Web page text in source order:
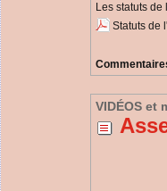
Les statuts
Statuts de
VIDÉOS et